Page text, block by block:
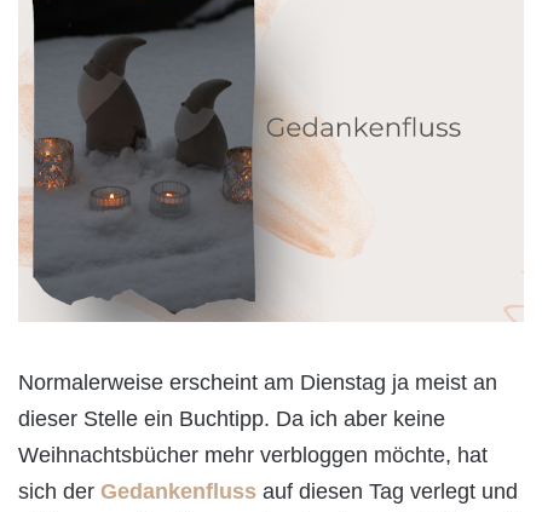
Normalerweise erscheint am Dienstag ja meist an
dieser Stelle ein Buchtipp. Da ich aber keine
Weihnachtsbücher mehr verbloggen möchte, hat
sich der Gedankenfluss auf diesen Tag verlegt und